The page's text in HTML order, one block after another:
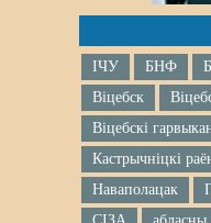
ІЧУ БНФ
Віцебск
Віцебскі
Кастрычніцкі
Наваполацак